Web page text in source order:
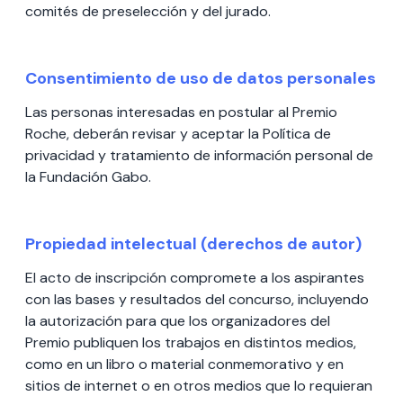
comités de preselección y del jurado.
Consentimiento de uso de datos personales
Las personas interesadas en postular al Premio
Roche, deberán revisar y aceptar la Política de
privacidad y tratamiento de información personal de
la Fundación Gabo.
Propiedad intelectual (derechos de autor)
El acto de inscripción compromete a los aspirantes
con las bases y resultados del concurso, incluyendo
la autorización para que los organizadores del
Premio publiquen los trabajos en distintos medios,
como en un libro o material conmemorativo y en
sitios de internet o en otros medios que lo requieran